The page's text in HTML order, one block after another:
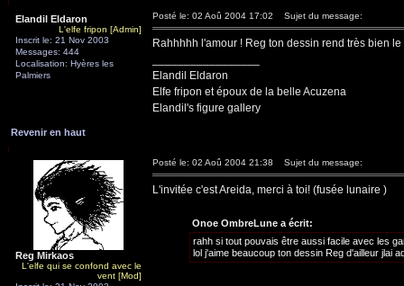
Elandil Eldaron
L'elfe fripon [Admin]
Inscrit le: 21 Nov 2003
Messages: 444
Localisation: Hyères les
Palmiers
Posté le: 02 Aoû 2004 17:02 Sujet du message:
Rahhhhh l'amour ! Reg ton dessin rend très bien
Elandil Eldaron
Elfe fripon et époux de la belle Acuzena
Elandil's figure gallery
Revenir en haut
Reg Mirkaos
L'elfe qui se confond avec le
vent [Mod]
Posté le: 02 Aoû 2004 21:38 Sujet du message:
L'invitée c'est Areida, merci à toi! (fusée lunaire )
Onoe OmbreLune a écrit:
rahh si tout pouvais être aussi facile avec les
lol j'aime beaucoup ton dessin Reg d'ailleur jlai